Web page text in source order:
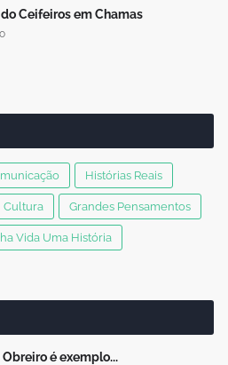
Ceifeiros em Chamas
Histórias Reais
Cultura Grandes Pensamentos
Vida Uma História
Obreiro é exemplo...